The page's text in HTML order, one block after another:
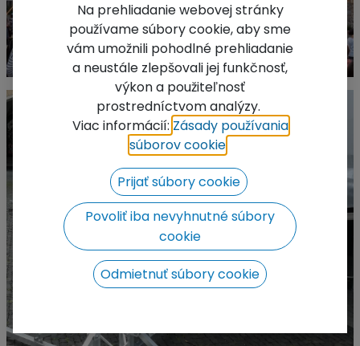
Na prehliadanie webovej stránky
používame súbory cookie, aby sme
vám umožnili pohodlné prehliadanie
a neustále zlepšovali jej funkčnosť,
výkon a použiteľnosť
prostredníctvom analýzy.
Viac informácií: Zásady používania
súborov cookie​.
Prijať súbory cookie
Povoliť iba nevyhnutné súbory
cookie
Odmietnuť súbory cookie